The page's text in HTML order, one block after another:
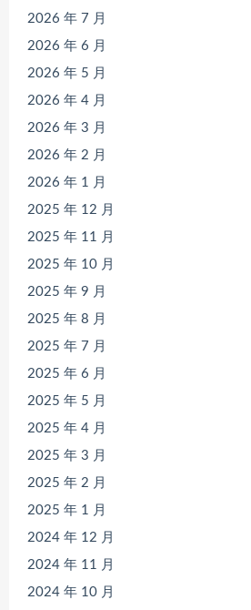
2026 年 7 月
2026 年 6 月
2026 年 5 月
2026 年 4 月
2026 年 3 月
2026 年 2 月
2026 年 1 月
2025 年 12 月
2025 年 11 月
2025 年 10 月
2025 年 9 月
2025 年 8 月
2025 年 7 月
2025 年 6 月
2025 年 5 月
2025 年 4 月
2025 年 3 月
2025 年 2 月
2025 年 1 月
2024 年 12 月
2024 年 11 月
2024 年 10 月